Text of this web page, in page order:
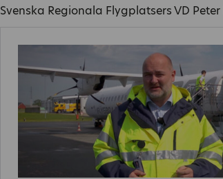
Svenska Regionala Flygplatsers VD